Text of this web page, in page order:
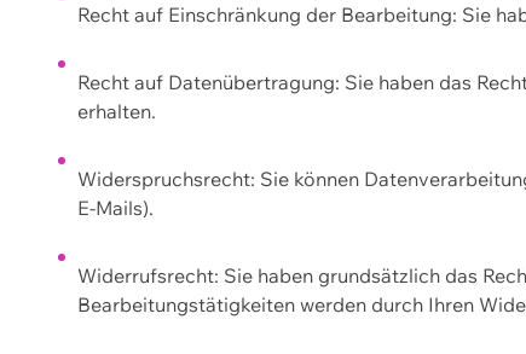
Recht auf Einschränkung der Bearbeitung: Sie
Recht auf Datenübertragung: Sie haben das
erhalten.
Widerspruchsrecht: Sie können
E-Mails).
Widerrufsrecht: Sie haben grundsätzlich das
Bearbeitungstätigkeiten werden durch Ihren